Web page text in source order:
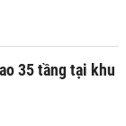
35 tầng tại khu